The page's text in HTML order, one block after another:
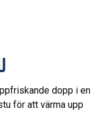
dopp i en
för att värma upp